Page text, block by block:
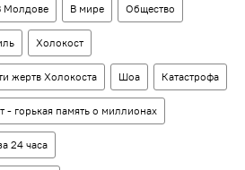
Молдове В мире Общество
Холокост
жертв Холокоста Шоа Катастрофа
- горькая память о миллионах
24 часа